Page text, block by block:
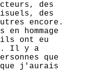
des
des
encore.
hommage
ont eu
Il y a
que
que j'aurais